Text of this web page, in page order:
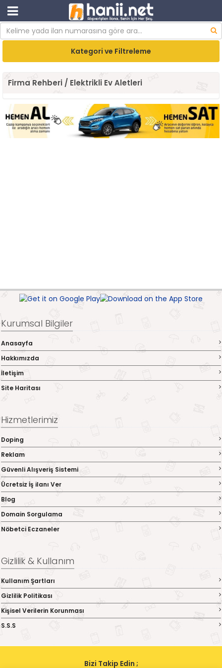
Kategori ve Filtreleme
Firma Rehberi / Elektrikli Ev Aletleri
Kurumsal Bilgiler
Anasayfa
Hakkımızda
İletişim
Site Haritası
Hizmetlerimiz
Doping
Reklam
Güvenli Alışveriş Sistemi
Ücretsiz İş ilanı Ver
Blog
Domain Sorgulama
Nöbetci Eczaneler
Gizlilik & Kullanım
Kullanım Şartları
Gizlilik Politikası
Kişisel Verilerin Korunması
S.S.S
Bizi Takip Edin ;